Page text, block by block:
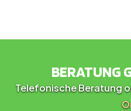
BERATUNG
Telefonische Beratung